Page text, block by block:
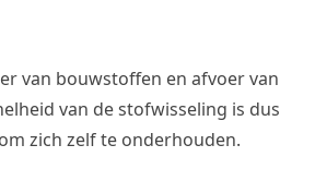
van bouwstoffen en afvoer van
van de stofwisseling is dus
zich zelf te onderhouden.